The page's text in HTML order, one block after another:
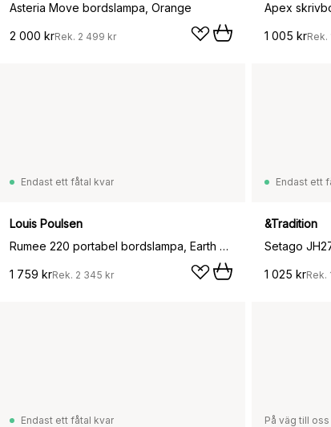
Asteria Move bordslampa, Orange
2 000 krRek. 2 499 kr
Apex
1 005 krRek.
Endast ett fåtal kvar
Louis Poulsen
Rumee 220 portabel bordslampa, Earth Grey
1 759 krRek. 2 345 kr
Endast ett
&Tradition
Setago
1 025 krRek.
Endast ett fåtal kvar På väg till oss